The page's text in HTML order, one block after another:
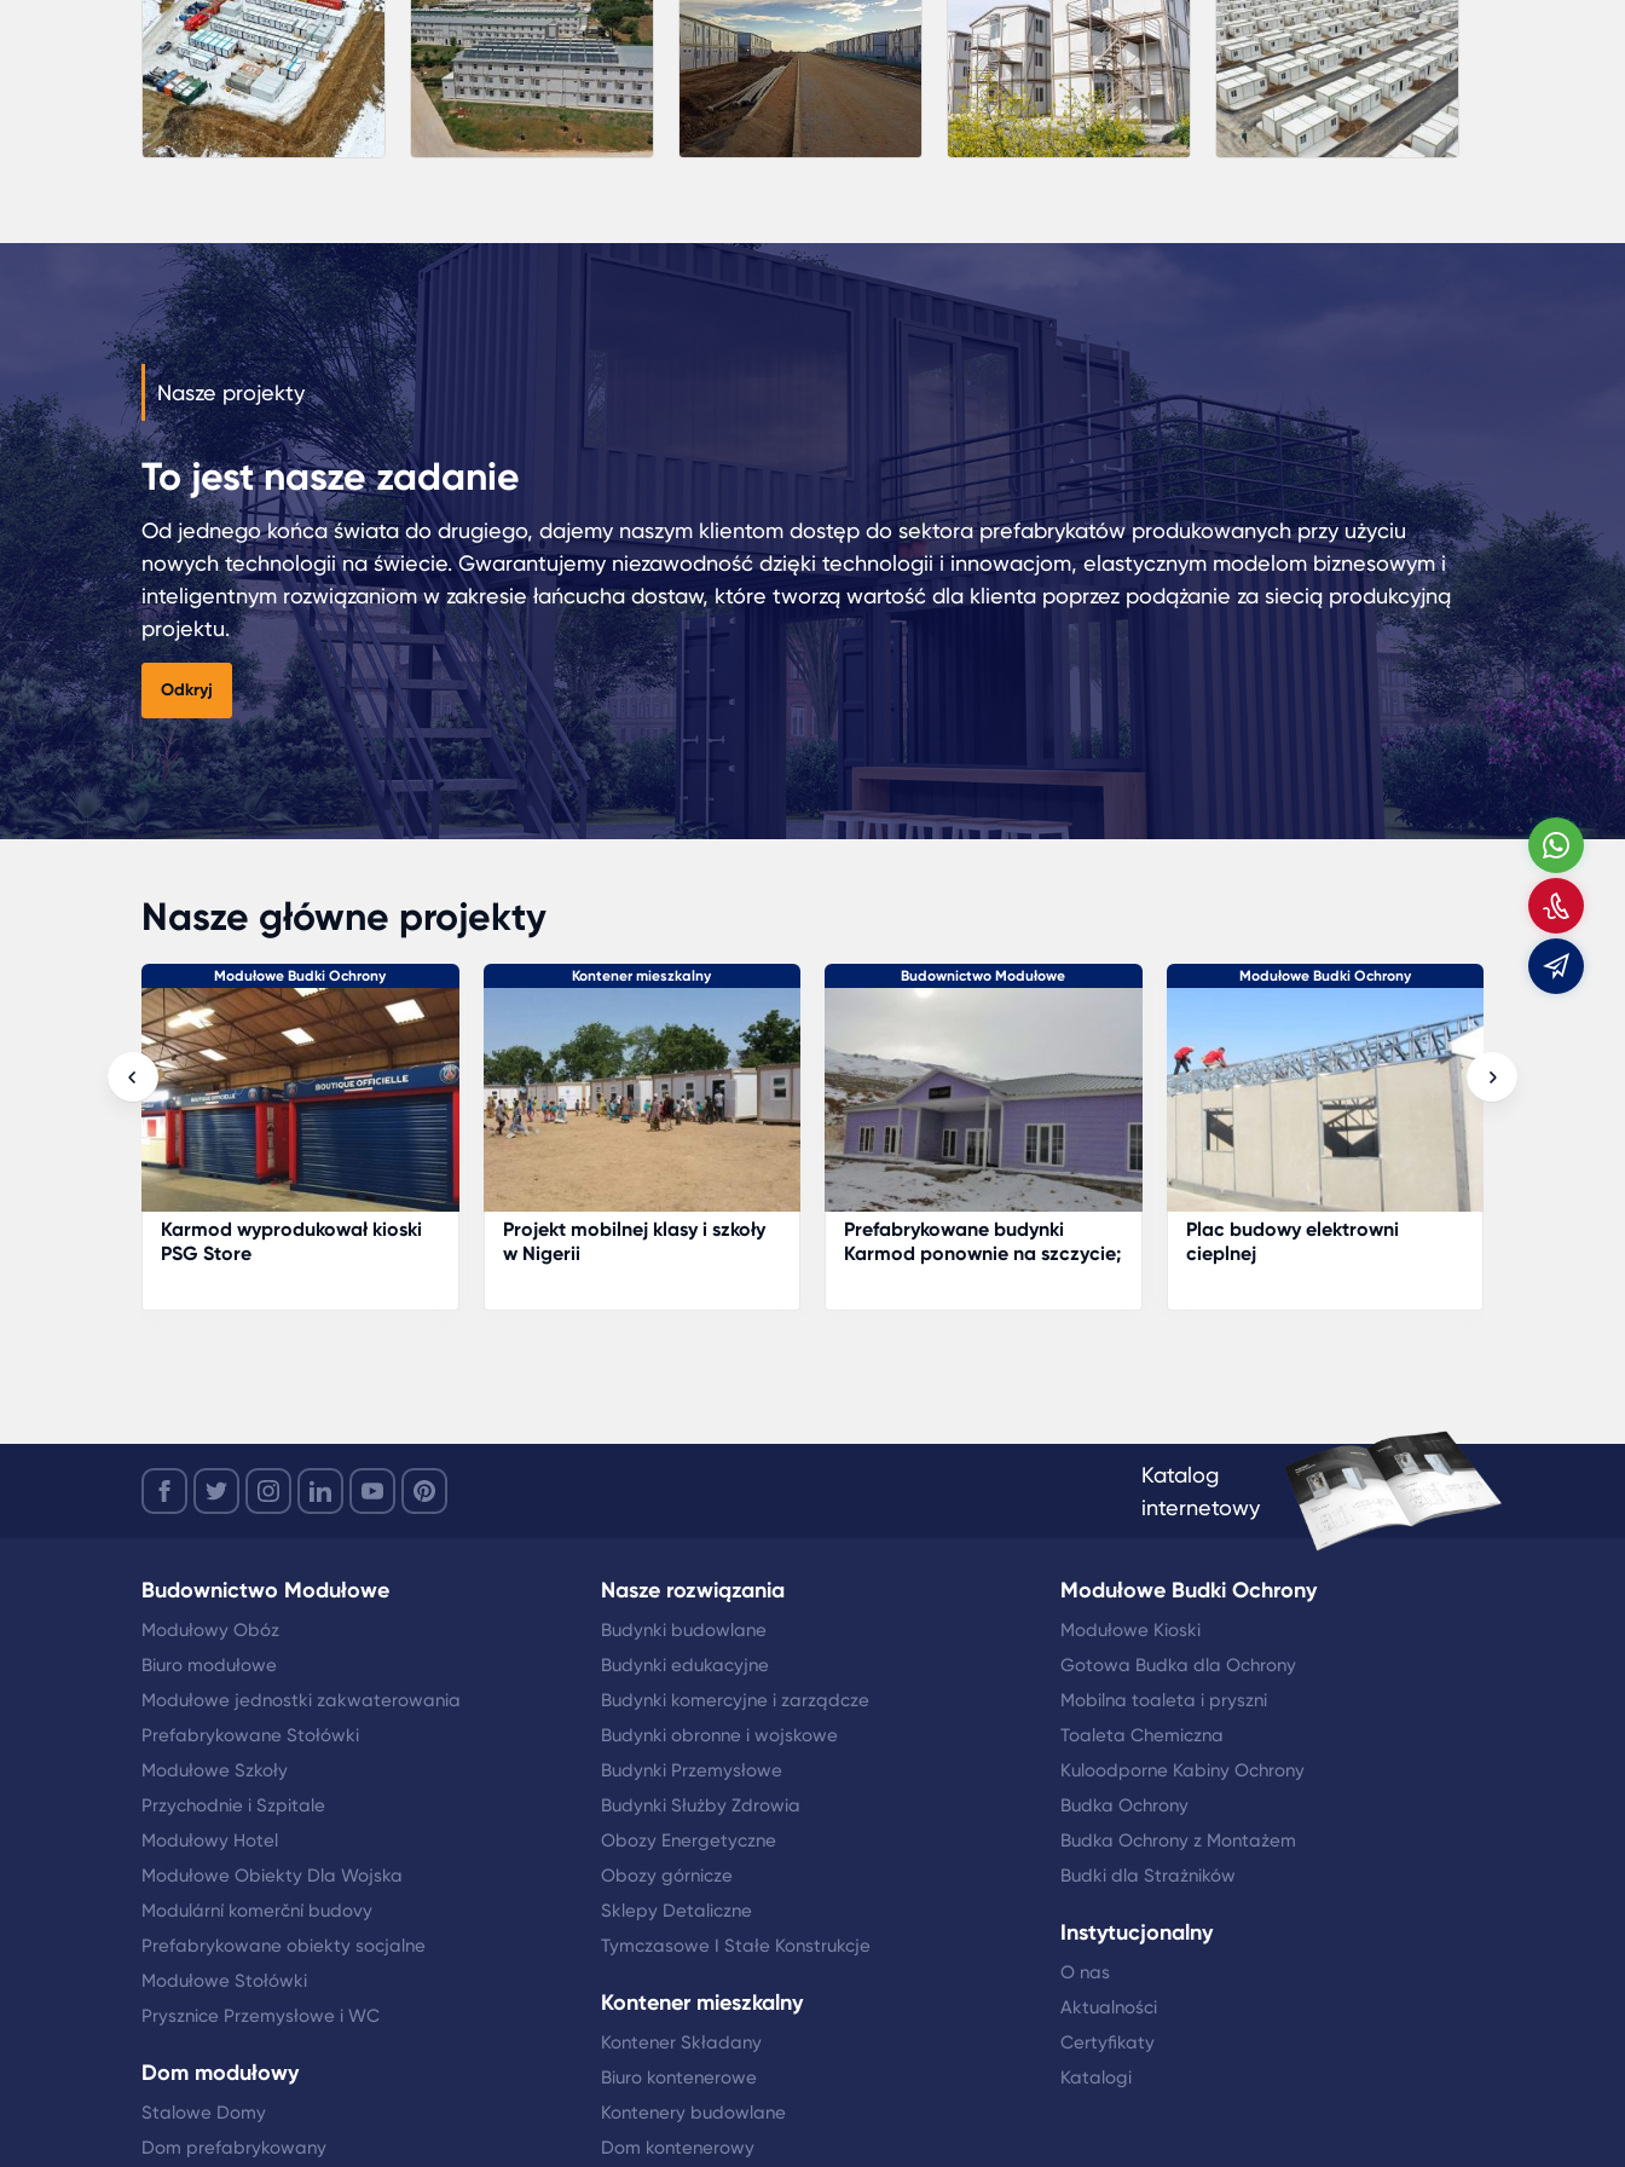
Nasze projekty
To jest nasze zadanie
Od jednego końca świata do drugiego, dajemy naszym klientom dostęp do sektora prefabrykatów produkowanych przy użyciu
nowych technologii na świecie. Gwarantujemy niezawodność dzięki technologii i innowacjom, elastycznym modelom biznesowym i
inteligentnym rozwiązaniom w zakresie łańcucha dostaw, które tworzą wartość dla klienta poprzez podążanie za siecią produkcyjną
projektu.
Odkryj
Nasze główne projekty
Modułowe Budki Ochrony
Karmod wyprodukował kioski
PSG Store
Kontener mieszkalny
Projekt mobilnej klasy i szkoły
w Nigerii
Budownictwo Modułowe
Prefabrykowane budynki
Karmod ponownie na szczycie;
Modułowe Budki Ochrony
Plac budowy elektrowni
cieplnej
Katalog
internetowy
Budownictwo Modułowe
Modułowy Obóz
Biuro modułowe
Modułowe jednostki zakwaterowania
Prefabrykowane Stołówki
Modułowe Szkoły
Przychodnie i Szpitale
Modułowy Hotel
Modułowe Obiekty Dla Wojska
Modulární komerční budovy
Prefabrykowane obiekty socjalne
Modułowe Stołówki
Prysznice Przemysłowe i WC
Dom modułowy
Stalowe Domy
Dom prefabrykowany
Nasze rozwiązania
Budynki budowlane
Budynki edukacyjne
Budynki komercyjne i zarządcze
Budynki obronne i wojskowe
Budynki Przemysłowe
Budynki Służby Zdrowia
Obozy Energetyczne
Obozy górnicze
Sklepy Detaliczne
Tymczasowe I Stałe Konstrukcje
Kontener mieszkalny
Kontener Składany
Biuro kontenerowe
Kontenery budowlane
Dom kontenerowy
Modułowe Budki Ochrony
Modułowe Kioski
Gotowa Budka dla Ochrony
Mobilna toaleta i pryszni
Toaleta Chemiczna
Kuloodporne Kabiny Ochrony
Budka Ochrony
Budka Ochrony z Montażem
Budki dla Strażników
Instytucjonalny
O nas
Aktualności
Certyfikaty
Katalogi